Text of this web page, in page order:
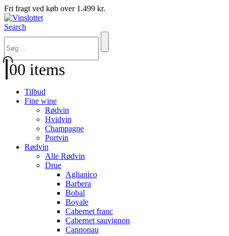
Fri fragt ved køb over 1.499 kr.
Search
00 items
Tilbud
Fine wine
Rødvin
Hvidvin
Champagne
Portvin
Rødvin
Alle Rødvin
Drue
Aglianico
Barbera
Bobal
Boyale
Cabernet franc
Cabernet sauvignon
Cannonau